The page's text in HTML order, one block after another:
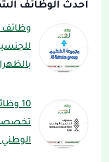
أحدث الوظائف
وظائف
10
الوطني